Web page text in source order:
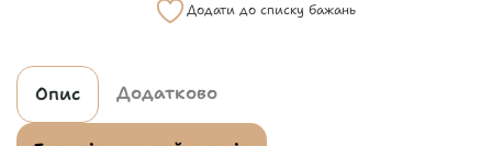
Додати до списку бажань
Опис Додатково